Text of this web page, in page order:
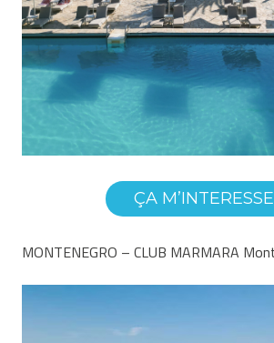
ÇA M’INTERESSE
MONTENEGRO – CLUB MARMARA